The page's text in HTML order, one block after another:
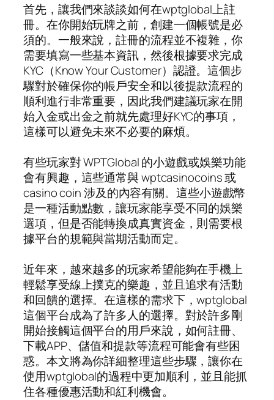
首先，讓我們來談談如何在wptglobal上註
冊。在你開始玩牌之前，創建一個帳號是必
須的。一般來說，註冊的流程並不複雜，你
需要填寫一些基本資訊，然後根據要求完成
KYC（Know Your Customer）認證。這個步
驟對於確保你的帳戶安全和以後提款流程的
順利進行非常重要，因此我們建議玩家在開
始入金或出金之前就先處理好KYC的事項，
這樣可以避免未來不必要的麻煩。
有些玩家對 WPTGlobal 的小遊戲或娛樂功能
會有興趣，這些通常與 wptcasinocoins 或
casino coin 涉及的內容有關。這些小遊戲幣
是一種活動點數，讓玩家能享受不同的娛樂
選項，但是否能轉換成真實資金，則需要根
據平台的規範與當期活動而定。
近年來，越來越多的玩家希望能夠在手機上
輕鬆享受線上撲克的樂趣，並且追求有活動
和回饋的選擇。在這樣的需求下，wptglobal
這個平台成為了許多人的選擇。對於許多剛
開始接觸這個平台的用戶來說，如何註冊、
下載APP、儲值和提款等流程可能會有些困
惑。本文將為你詳細整理這些步驟，讓你在
使用wptglobal的過程中更加順利，並且能抓
住各種優惠活動和紅利機會。